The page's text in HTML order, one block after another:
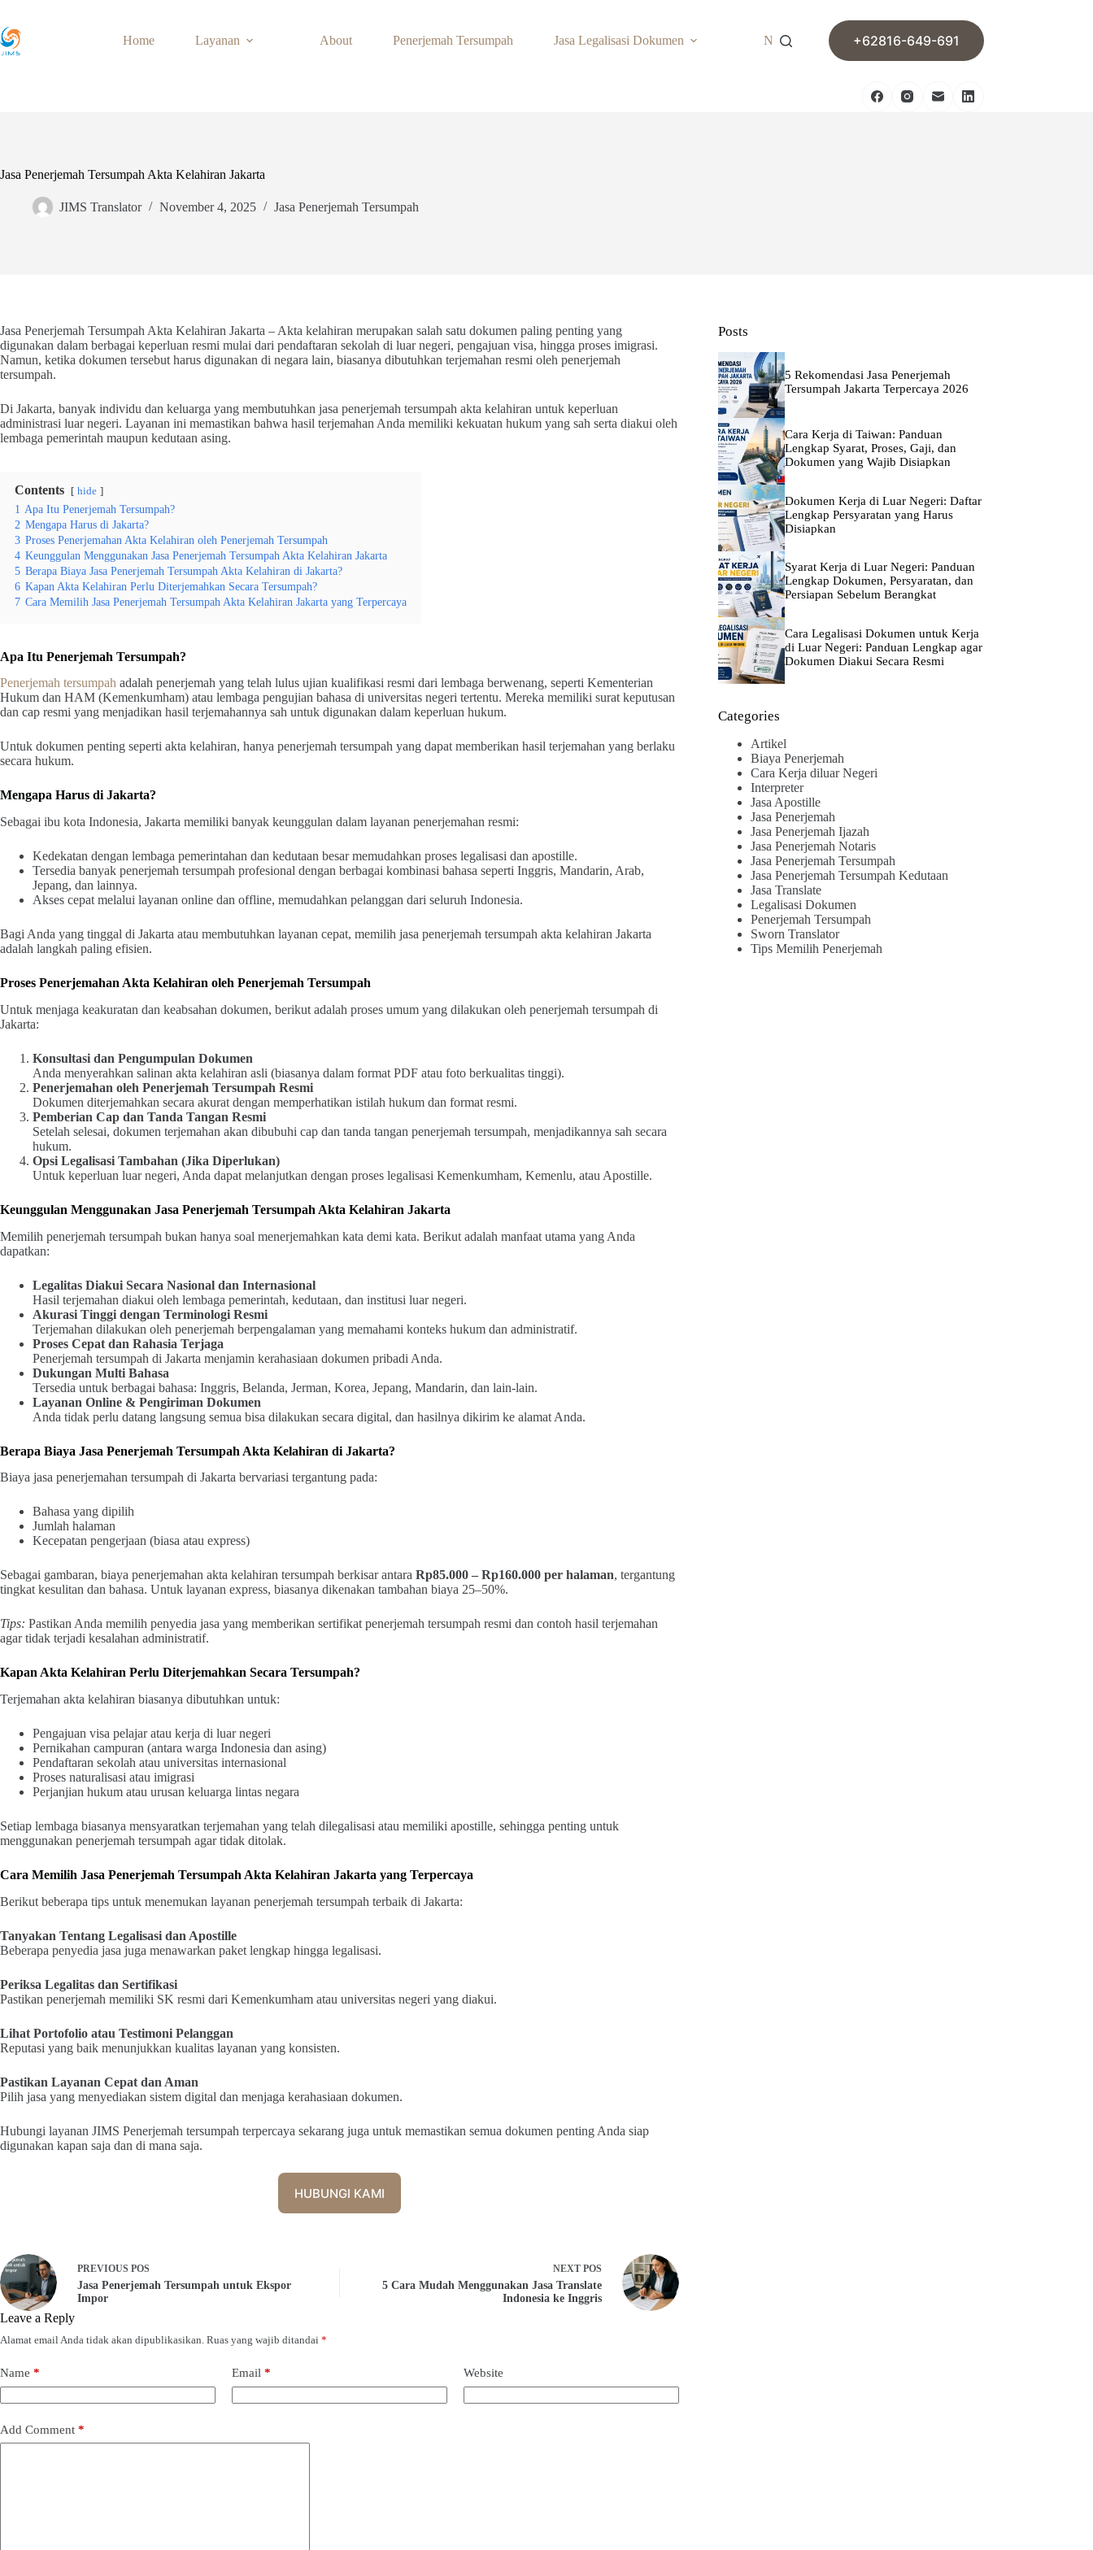
content
Home Layanan About Penerjemah Tersumpah Jasa Legalisasi Dokumen News Contact
+62816-649-691
Jasa Penerjemah Tersumpah Akta Kelahiran Jakarta
JIMS Translator November 4, 2025 Jasa Penerjemah Tersumpah
Jasa Penerjemah Tersumpah Akta Kelahiran Jakarta – Akta kelahiran merupakan salah satu dokumen paling penting yang
digunakan dalam berbagai keperluan resmi mulai dari pendaftaran sekolah di luar negeri, pengajuan visa, hingga proses imigrasi.
Namun, ketika dokumen tersebut harus digunakan di negara lain, biasanya dibutuhkan terjemahan resmi oleh penerjemah
tersumpah.
Di Jakarta, banyak individu dan keluarga yang membutuhkan jasa penerjemah tersumpah akta kelahiran untuk keperluan
administrasi luar negeri. Layanan ini memastikan bahwa hasil terjemahan Anda memiliki kekuatan hukum yang sah serta diakui oleh
lembaga pemerintah maupun kedutaan asing.
Contents hide
1 Apa Itu Penerjemah Tersumpah?
2 Mengapa Harus di Jakarta?
3 Proses Penerjemahan Akta Kelahiran oleh Penerjemah Tersumpah
4 Keunggulan Menggunakan Jasa Penerjemah Tersumpah Akta Kelahiran Jakarta
5 Berapa Biaya Jasa Penerjemah Tersumpah Akta Kelahiran di Jakarta?
6 Kapan Akta Kelahiran Perlu Diterjemahkan Secara Tersumpah?
7 Cara Memilih Jasa Penerjemah Tersumpah Akta Kelahiran Jakarta yang Terpercaya
Apa Itu Penerjemah Tersumpah?
Penerjemah tersumpah adalah penerjemah yang telah lulus ujian kualifikasi resmi dari lembaga berwenang, seperti Kementerian
Hukum dan HAM (Kemenkumham) atau lembaga pengujian bahasa di universitas negeri tertentu. Mereka memiliki surat keputusan
dan cap resmi yang menjadikan hasil terjemahannya sah untuk digunakan dalam keperluan hukum.
Untuk dokumen penting seperti akta kelahiran, hanya penerjemah tersumpah yang dapat memberikan hasil terjemahan yang berlaku
secara hukum.
Mengapa Harus di Jakarta?
Sebagai ibu kota Indonesia, Jakarta memiliki banyak keunggulan dalam layanan penerjemahan resmi:
Kedekatan dengan lembaga pemerintahan dan kedutaan besar memudahkan proses legalisasi dan apostille.
Tersedia banyak penerjemah tersumpah profesional dengan berbagai kombinasi bahasa seperti Inggris, Mandarin, Arab,
Jepang, dan lainnya.
Akses cepat melalui layanan online dan offline, memudahkan pelanggan dari seluruh Indonesia.
Bagi Anda yang tinggal di Jakarta atau membutuhkan layanan cepat, memilih jasa penerjemah tersumpah akta kelahiran Jakarta
adalah langkah paling efisien.
Proses Penerjemahan Akta Kelahiran oleh Penerjemah Tersumpah
Untuk menjaga keakuratan dan keabsahan dokumen, berikut adalah proses umum yang dilakukan oleh penerjemah tersumpah di
Jakarta:
Konsultasi dan Pengumpulan Dokumen
Anda menyerahkan salinan akta kelahiran asli (biasanya dalam format PDF atau foto berkualitas tinggi).
Penerjemahan oleh Penerjemah Tersumpah Resmi
Dokumen diterjemahkan secara akurat dengan memperhatikan istilah hukum dan format resmi.
Pemberian Cap dan Tanda Tangan Resmi
Setelah selesai, dokumen terjemahan akan dibubuhi cap dan tanda tangan penerjemah tersumpah, menjadikannya sah secara
hukum.
Opsi Legalisasi Tambahan (Jika Diperlukan)
Untuk keperluan luar negeri, Anda dapat melanjutkan dengan proses legalisasi Kemenkumham, Kemenlu, atau Apostille.
Keunggulan Menggunakan Jasa Penerjemah Tersumpah Akta Kelahiran Jakarta
Memilih penerjemah tersumpah bukan hanya soal menerjemahkan kata demi kata. Berikut adalah manfaat utama yang Anda
dapatkan:
Legalitas Diakui Secara Nasional dan Internasional
Hasil terjemahan diakui oleh lembaga pemerintah, kedutaan, dan institusi luar negeri.
Akurasi Tinggi dengan Terminologi Resmi
Terjemahan dilakukan oleh penerjemah berpengalaman yang memahami konteks hukum dan administratif.
Proses Cepat dan Rahasia Terjaga
Penerjemah tersumpah di Jakarta menjamin kerahasiaan dokumen pribadi Anda.
Dukungan Multi Bahasa
Tersedia untuk berbagai bahasa: Inggris, Belanda, Jerman, Korea, Jepang, Mandarin, dan lain-lain.
Layanan Online & Pengiriman Dokumen
Anda tidak perlu datang langsung semua bisa dilakukan secara digital, dan hasilnya dikirim ke alamat Anda.
Berapa Biaya Jasa Penerjemah Tersumpah Akta Kelahiran di Jakarta?
Biaya jasa penerjemahan tersumpah di Jakarta bervariasi tergantung pada:
Bahasa yang dipilih
Jumlah halaman
Kecepatan pengerjaan (biasa atau express)
Sebagai gambaran, biaya penerjemahan akta kelahiran tersumpah berkisar antara Rp85.000 – Rp160.000 per halaman, tergantung
tingkat kesulitan dan bahasa. Untuk layanan express, biasanya dikenakan tambahan biaya 25–50%.
Tips: Pastikan Anda memilih penyedia jasa yang memberikan sertifikat penerjemah tersumpah resmi dan contoh hasil terjemahan
agar tidak terjadi kesalahan administratif.
Kapan Akta Kelahiran Perlu Diterjemahkan Secara Tersumpah?
Terjemahan akta kelahiran biasanya dibutuhkan untuk:
Pengajuan visa pelajar atau kerja di luar negeri
Pernikahan campuran (antara warga Indonesia dan asing)
Pendaftaran sekolah atau universitas internasional
Proses naturalisasi atau imigrasi
Perjanjian hukum atau urusan keluarga lintas negara
Setiap lembaga biasanya mensyaratkan terjemahan yang telah dilegalisasi atau memiliki apostille, sehingga penting untuk
menggunakan penerjemah tersumpah agar tidak ditolak.
Cara Memilih Jasa Penerjemah Tersumpah Akta Kelahiran Jakarta yang Terpercaya
Berikut beberapa tips untuk menemukan layanan penerjemah tersumpah terbaik di Jakarta:
Tanyakan Tentang Legalisasi dan Apostille
Beberapa penyedia jasa juga menawarkan paket lengkap hingga legalisasi.
Periksa Legalitas dan Sertifikasi
Pastikan penerjemah memiliki SK resmi dari Kemenkumham atau universitas negeri yang diakui.
Lihat Portofolio atau Testimoni Pelanggan
Reputasi yang baik menunjukkan kualitas layanan yang konsisten.
Pastikan Layanan Cepat dan Aman
Pilih jasa yang menyediakan sistem digital dan menjaga kerahasiaan dokumen.
Hubungi layanan JIMS Penerjemah tersumpah terpercaya sekarang juga untuk memastikan semua dokumen penting Anda siap
digunakan kapan saja dan di mana saja.
HUBUNGI KAMI
PREVIOUS POS
Jasa Penerjemah Tersumpah untuk Ekspor
Impor
NEXT POS
5 Cara Mudah Menggunakan Jasa Translate
Indonesia ke Inggris
Leave a Reply
Alamat email Anda tidak akan dipublikasikan. Ruas yang wajib ditandai *
Name * Email * Website
Add Comment *
Posts
5 Rekomendasi Jasa Penerjemah
Tersumpah Jakarta Terpercaya 2026
Cara Kerja di Taiwan: Panduan
Lengkap Syarat, Proses, Gaji, dan
Dokumen yang Wajib Disiapkan
Dokumen Kerja di Luar Negeri: Daftar
Lengkap Persyaratan yang Harus
Disiapkan
Syarat Kerja di Luar Negeri: Panduan
Lengkap Dokumen, Persyaratan, dan
Persiapan Sebelum Berangkat
Cara Legalisasi Dokumen untuk Kerja
di Luar Negeri: Panduan Lengkap agar
Dokumen Diakui Secara Resmi
Categories
Artikel
Biaya Penerjemah
Cara Kerja diluar Negeri
Interpreter
Jasa Apostille
Jasa Penerjemah
Jasa Penerjemah Ijazah
Jasa Penerjemah Notaris
Jasa Penerjemah Tersumpah
Jasa Penerjemah Tersumpah Kedutaan
Jasa Translate
Legalisasi Dokumen
Penerjemah Tersumpah
Sworn Translator
Tips Memilih Penerjemah